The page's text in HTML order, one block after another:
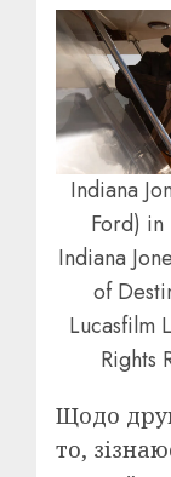
Indiana
Ford) in
Indiana
of
Lucasfilm
Rights
Щодо
то,